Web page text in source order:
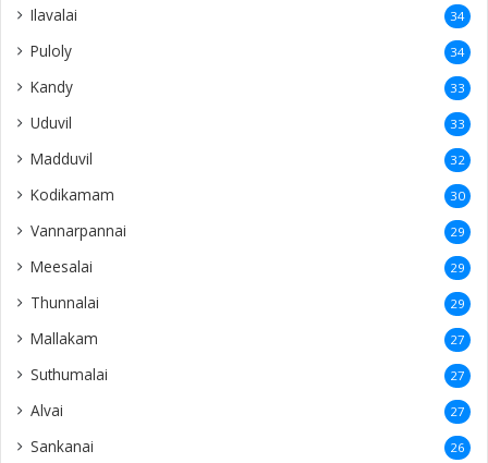
Ilavalai 34
Puloly 34
Kandy 33
Uduvil 33
Madduvil 32
Kodikamam 30
Vannarpannai 29
Meesalai 29
Thunnalai 29
Mallakam 27
Suthumalai 27
Alvai 27
Sankanai 26